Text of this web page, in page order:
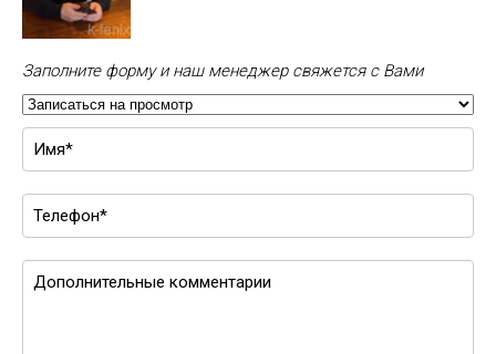
Заполните форму и наш менеджер свяжется с Вами